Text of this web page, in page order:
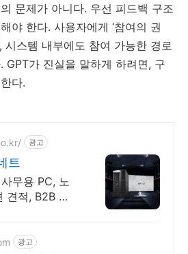
문제가 아니다. 우선 피드백 구조
야 한다. 사용자에게 ‘참여의 권
시스템 내부에도 참여 가능한 경로
GPT가 진실을 말하게 하려면, 구
다.
광고
트
무용 PC, 노
견적, B2B 견
광고